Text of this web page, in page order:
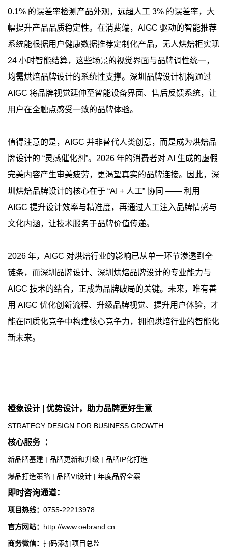
0.1% 的误差率检测产品外观，远超人工 3% 的误差率，大
幅提升产品品质稳定性。在消费端，AIGC 驱动的智能推荐
系统能根据用户健康数据推荐定制化产品，无人烘焙柜实现
24 小时智能结算，这些场景的视觉界面与品牌调性统一，
均需烘焙品牌设计的系统性支撑。深圳品牌设计机构通过
AIGC 将品牌视觉延伸至智能设备界面、售后反馈系统，让
用户在全触点感受一致的品牌体验。
值得注意的是，AIGC 并非替代人类创意，而是成为烘焙品
牌设计的 “灵感催化剂”。2026 年的消费者对 AI 生成的虚假
完美内容产生审美疲劳，更渴望真实的品牌连接。因此，深
圳烘焙品牌设计的核心在于 “AI + 人工” 协同 —— 利用
AIGC 提升设计效率与精准度，再通过人工注入品牌情感与
文化内涵，让技术服务于品牌价值传递。
2026 年，AIGC 对烘焙行业的影响已从单一环节渗透到全
链条，而深圳品牌设计、深圳烘焙品牌设计的专业能力与
AIGC 技术的结合，正成为品牌破局的关键。未来，唯有善
用 AIGC 优化创新流程、升级品牌视觉、提升用户体验，才
能在同质化竞争中构建核心竞争力，拥抱烘焙行业的智能化
新未来。
橙象设计 | 优势设计，助力品牌更好生意
STRATEGY DESIGN FOR BUSINESS GROWTH
核心服务 ：
新品牌基建 | 品牌更新和升级 | 品牌IP化打造
爆品打造策略 | 品牌VI设计 | 年度品牌全案
即时咨询通道：
项目热线： 0755-22213978
官方网站： http://www.oebrand.cn
商务微信： 扫码添加项目总监